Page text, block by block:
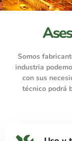
Somos
industria
con sus
técnico podrá